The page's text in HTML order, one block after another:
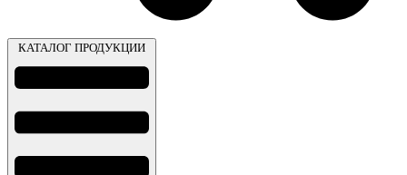
КАТАЛОГ ПРОДУКЦИИ